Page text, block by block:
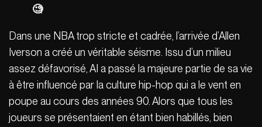
🧐
Dans une NBA trop stricte et cadrée, l’arrivée d’Allen
Iverson a créé un véritable séisme. Issu d’un milieu
assez défavorisé, AI a passé la majeure partie de sa vie
à être influencé par la culture hip-hop qui a le vent en
poupe au cours des années 90. Alors que tous les
joueurs se présentaient en étant bien habillés, bien